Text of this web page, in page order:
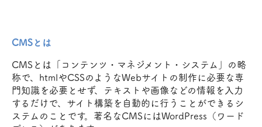
CMSとは
CMSとは「コンテンツ・マネジメント・システム」の略
称で、htmlやCSSのようなWebサイトの制作に必要な専
門知識を必要とせず、テキストや画像などの情報を入力
するだけで、サイト構築を自動的に行うことができるシ
ステムのことです。著名なCMSにはWordPress（ワード